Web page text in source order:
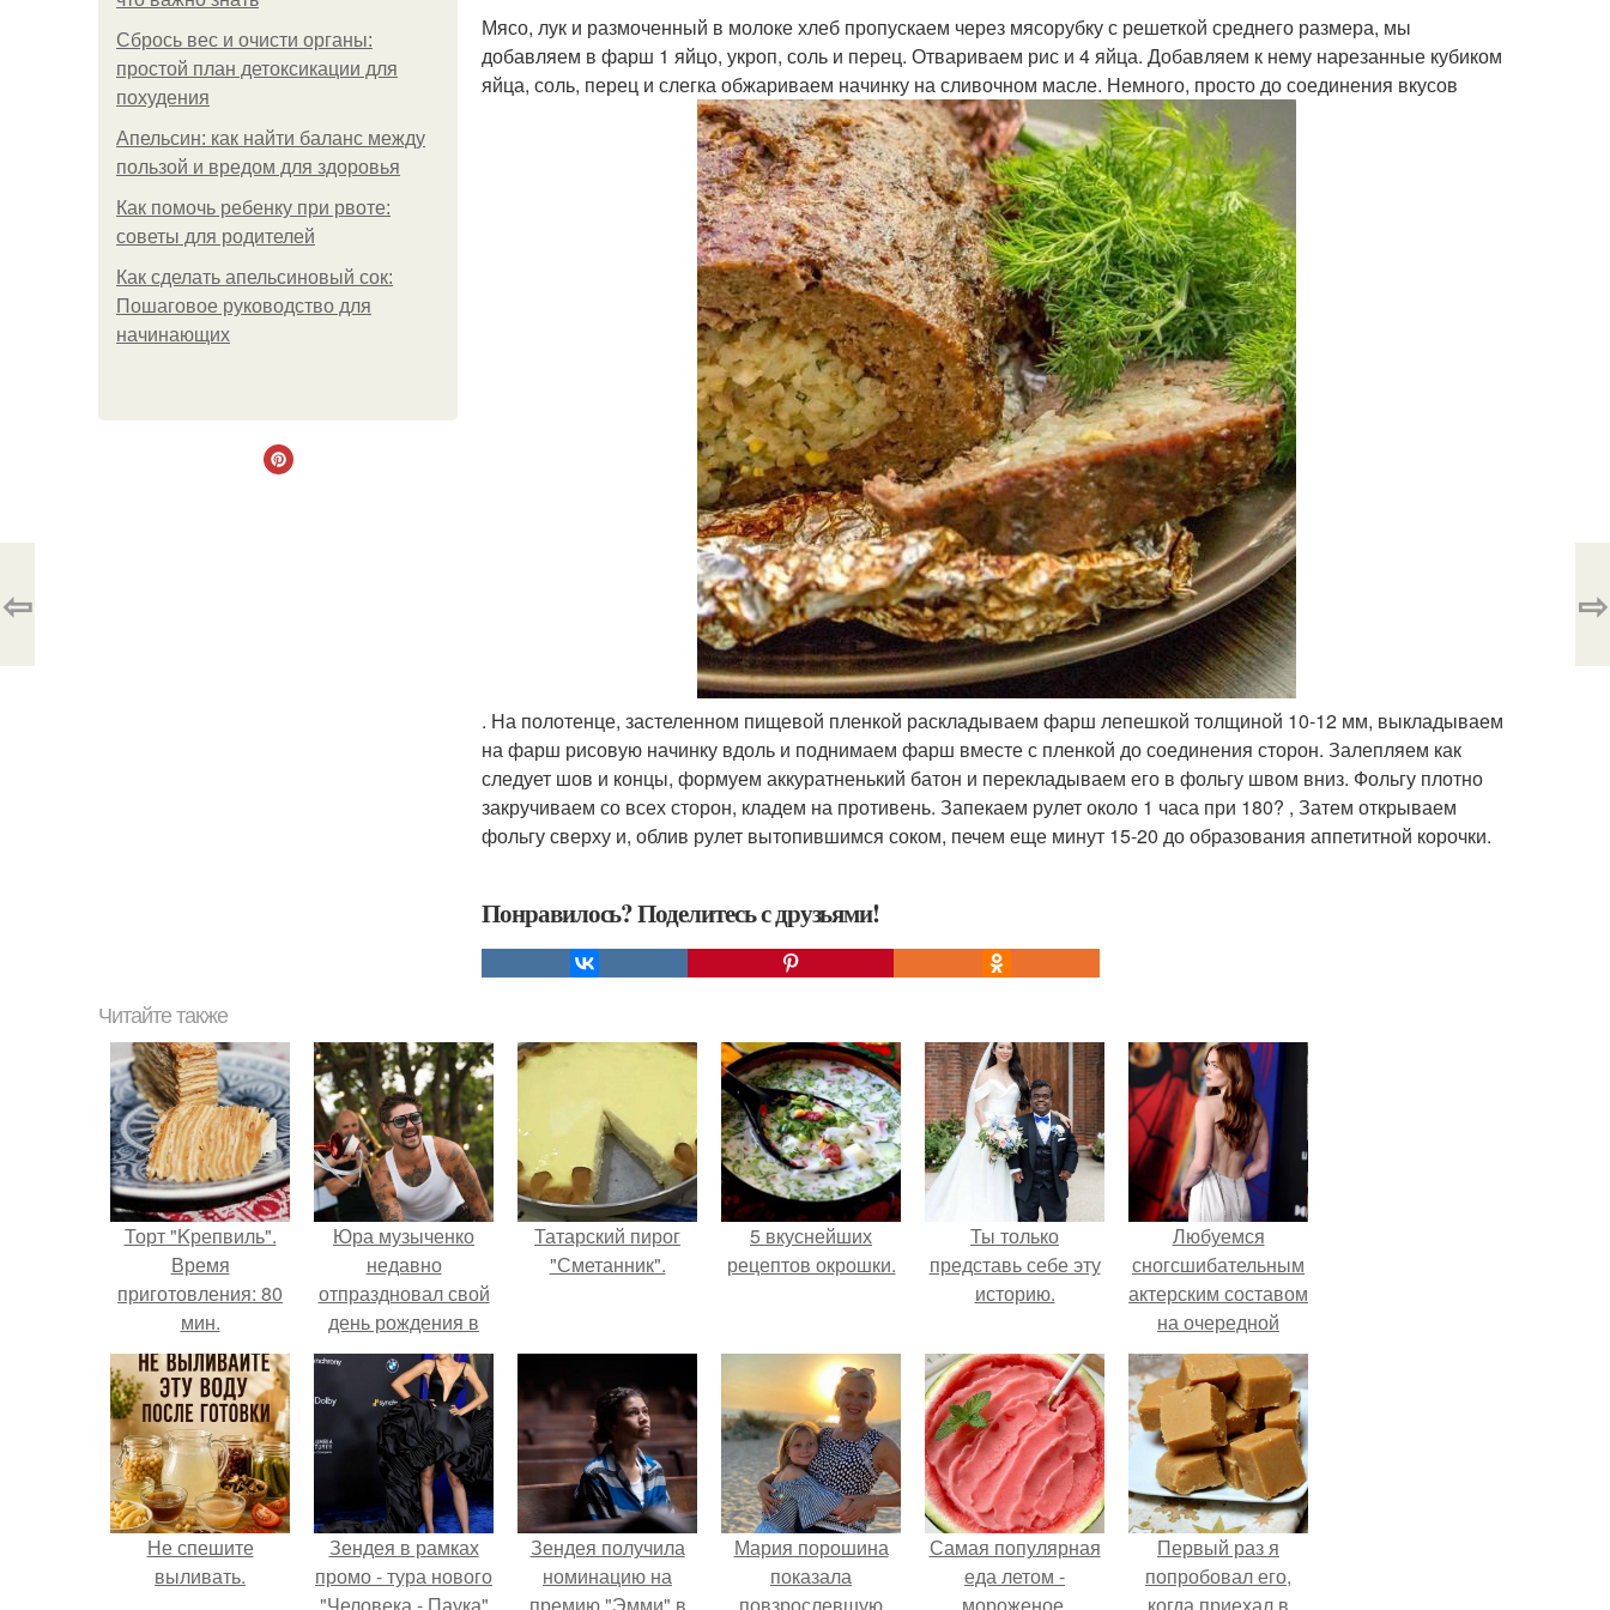
Сбрось вес и очисти органы:
простой план детоксикации для
похудения
Апельсин: как найти баланс между
пользой и вредом для здоровья
Как помочь ребенку при рвоте:
советы для родителей
Как сделать апельсиновый сок:
Пошаговое руководство для
начинающих
Мясо, лук и размоченный в молоке хлеб пропускаем через мясорубку с решеткой среднего размера, мы
добавляем в фарш 1 яйцо, укроп, соль и перец. Отвариваем рис и 4 яйца. Добавляем к нему нарезанные кубиком
яйца, соль, перец и слегка обжариваем начинку на сливочном масле. Немного, просто до соединения вкусов
. На полотенце, застеленном пищевой пленкой раскладываем фарш лепешкой толщиной 10-12 мм, выкладываем
на фарш рисовую начинку вдоль и поднимаем фарш вместе с пленкой до соединения сторон. Залепляем как
следует шов и концы, формуем аккуратненький батон и перекладываем его в фольгу швом вниз. Фольгу плотно
закручиваем со всех сторон, кладем на противень. Запекаем рулет около 1 часа при 180? , Затем открываем
фольгу сверху и, облив рулет вытопившимся соком, печем еще минут 15-20 до образования аппетитной корочки.
Понравилось? Поделитесь с друзьями!
⇦ ⇨
Читайте также
Торт "Kрепвиль".
Время
приготовления: 80
мин.
Юра музыченко
недавно
отпраздновал свой
день рождения в
кругу самых
близких и родных
людей.
Татарский пирог
"Сметанник".
5 вкуснейших
рецептов окрошки.
Ты только
представь себе эту
историю.
Любуемся
сногсшибательным
актерским составом
на очередной
премьере нового
человека - паука.
Не спешите
выливать.
Зендея в рамках
промо - тура нового
Зендея получила
номинацию на
Мария порошина
показала
Самая популярная
еда летом -
Первый раз я
попробовал его,